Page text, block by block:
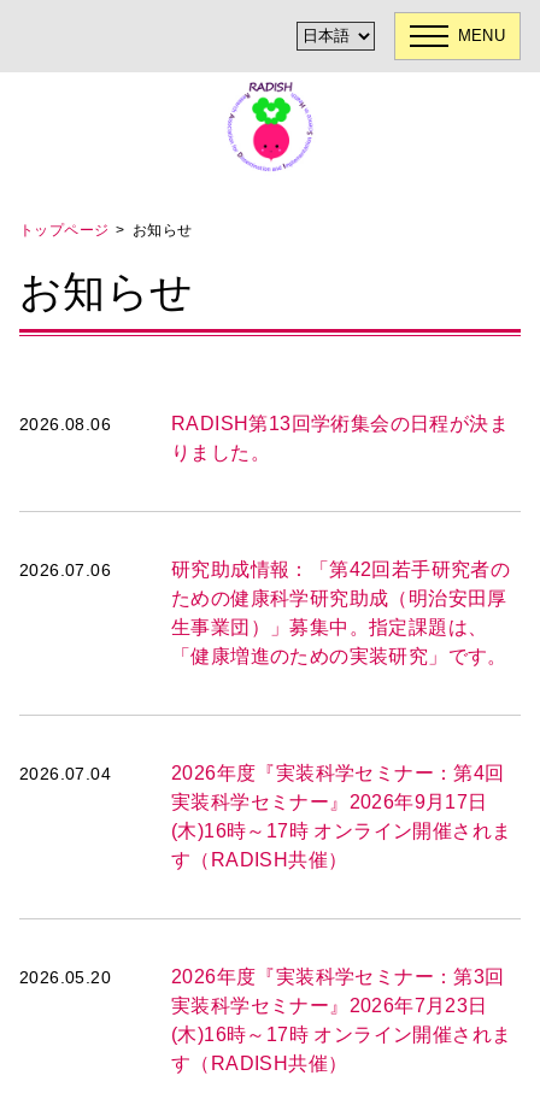
MENU
トップページ お知らせ
お知らせ
2026.08.06
RADISH第13回学術集会の日程が決ま
りました。
2026.07.06
研究助成情報：「第42回若手研究者の
ための健康科学研究助成（明治安田厚
生事業団）」募集中。指定課題は、
「健康増進のための実装研究」です。
2026.07.04
2026年度『実装科学セミナー：第4回
実装科学セミナー』2026年9月17日
(木)16時～17時 オンライン開催されま
す（RADISH共催）
2026.05.20
2026年度『実装科学セミナー：第3回
実装科学セミナー』2026年7月23日
(木)16時～17時 オンライン開催されま
す（RADISH共催）